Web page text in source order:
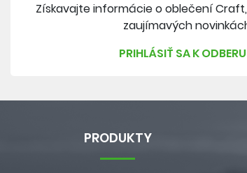
Získavajte informácie o oblečení
zaujímavých
PRIHLÁSIŤ SA K ODBERU
PRODUKTY